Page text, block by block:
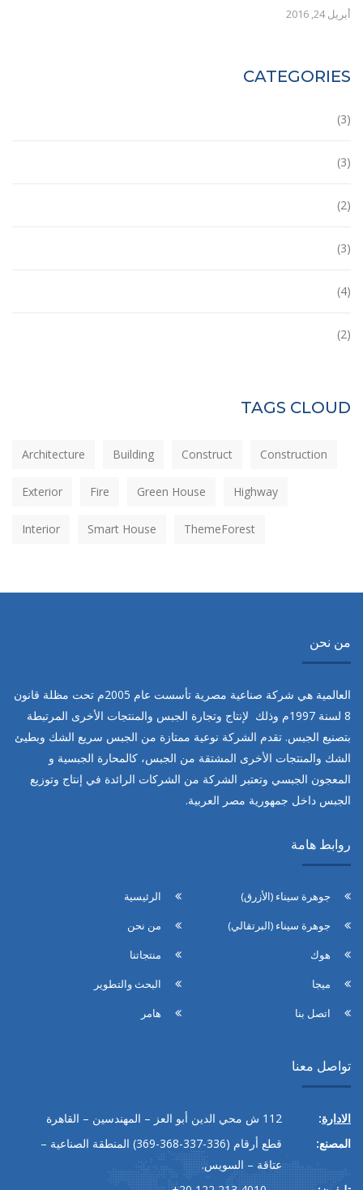
أبريل 24, 2016
CATEGORIES
(3)
(3)
(2)
(3)
(4)
(2)
TAGS CLOUD
Architecture Building Construct Construction
Exterior Fire Green House Highway
Interior Smart House ThemeForest
من نحن
العالمية هي شركة صناعية مصرية تأسست عام 2005م تحت مظلة قانون
8 لسنة 1997م وذلك لإنتاج وتجارة الجبس والمنتجات الأخرى المرتبطة
بتصنيع الجبس. تقدم الشركة نوعية ممتازة من الجبس سريع الشك وبطيئ
الشك والمنتجات الأخرى المشتقة من الجبس، كالمحارة الجبسية و
المعجون الجبسي وتعتبر الشركة من الشركات الرائدة في إنتاج وتوزيع
الجبس داخل جمهورية مصر العربية.
روابط هامة
الرئيسية
جوهرة سيناء (الأزرق)
من نحن
جوهرة سيناء (البرتقالي)
منتجاتنا
هوك
البحث والتطوير
ميجا
هامر
اتصل بنا
تواصل معنا
الادارة:
112 ش محي الدين أبو العز – المهندسين – القاهرة
المصنع:
قطع أرقام (336-337-368-369)
المنطقة الصناعية –
عتاقة – السويس.